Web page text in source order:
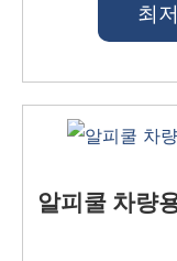
최
알피쿨 차량